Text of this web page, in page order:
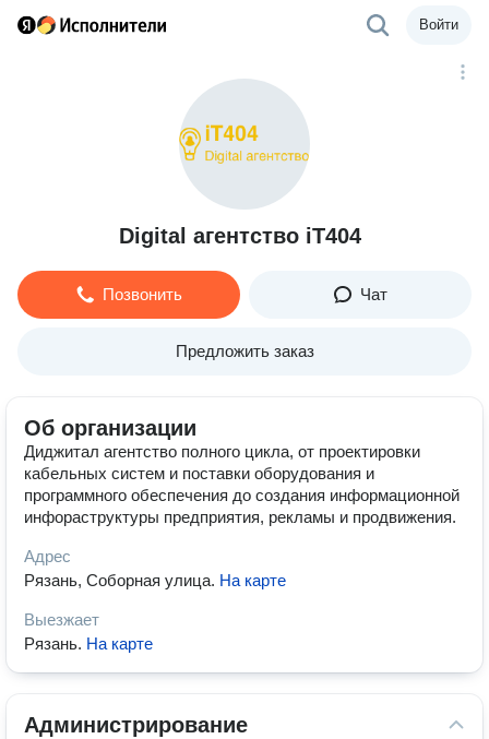
Войти
Digital агентство iT404
Позвонить Чат
Предложить заказ
Об организации
Диджитал агентство полного цикла, от проектировки
кабельных систем и поставки оборудования и
программного обеспечения до создания информационной
инфораструктуры предприятия, рекламы и продвижения.
Адрес
Рязань, Соборная улица. На карте
Выезжает
Рязань. На карте
Администрирование